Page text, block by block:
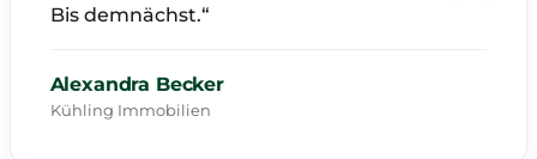
Bis demnächst.“
Alexandra Becker
Kühling Immobilien